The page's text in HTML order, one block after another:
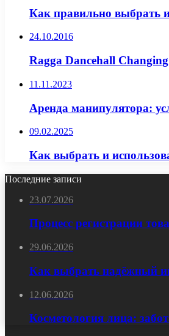
Как правильно выбрать и
24.10.2016
Ragga Dancehall
11.11.2023
Аренда манипулятора:
09.02.2025
Как выбрать и
Последние записи
23.07.2026
Процесс регистрации
29.06.2026
Как выбрать надёжный
12.06.2026
Косметология лица: